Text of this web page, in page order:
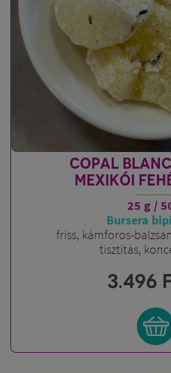
COPAL
MEXIKÓI
25 g /
Bursera
friss, kámforos-
tisztítás,
A KOPÁLOK
3.496